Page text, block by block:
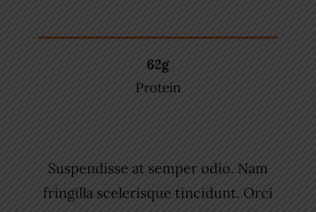
62g
Protein
Suspendisse at semper odio. Nam
fringilla scelerisque tincidunt. Orci